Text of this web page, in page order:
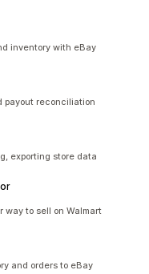
inventory with eBay
payout reconciliation
exporting store data
way to sell on Walmart
and orders to eBay